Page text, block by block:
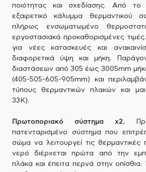
ποιότητας και σχεδίασης. Από το
εξαιρετικό κάλυμμα θερμαντικού
πλήρως ενσωματωμένο
εργοστασιακά προκαθορισμένες
για νέες κατασκευές και
διαφορετικά ύψη και μήκη.
διαστάσεων από 305 έως 3005mm
(405-505-605-905mm) και
τύπους θερμαντικών πλακών και
33Κ).
Πρωτοποριακό σύστημα x2.
πατενταρισμένο σύστημα που
σώμα να λειτουργεί τις θερμαντικές
νερό διέρχεται πρώτα από την
πλάκα και έπειτα περνά στην